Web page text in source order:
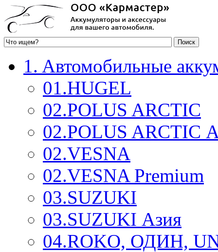
1. Aвтомобильные
01.HUGEL
02.POLUS ARCTIC
02.POLUS ARCTIC
02.VESNA
02.VESNA Premium
03.SUZUKI
03.SUZUKI Азия
04.ROKO, ОДИН,